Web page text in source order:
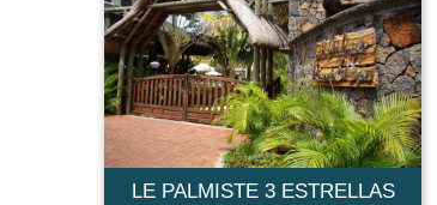
LE PALMISTE 3 ESTRELLAS